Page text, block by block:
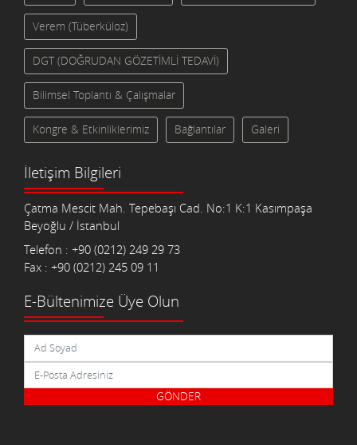
Verem (Tüberküloz)
DGT (DOĞRUDAN GÖZETİMLİ TEDAVİ)
Bilimsel Toplantı & Çalışmalar
Kongre & Etkinliklerimiz Bağlantılar Galeri
İletişim Bilgileri
Çatma Mescit Mah. Tepebaşı Cad. No:1 K:1 Kasımpaşa
Beyoğlu / İstanbul
Telefon : +90 (0212) 249 29 73
Fax : +90 (0212) 245 09 11
E-Bültenimize Üye Olun